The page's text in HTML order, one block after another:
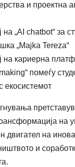
и проектна
на „AI chatbot“ за
„Majka Tereza“
на кариерна
помеѓу
екосистемот
на
двигател на
и